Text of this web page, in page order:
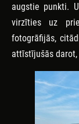
augstie punkti.
virzīties uz
fotogrāfijās,
attīstījušās